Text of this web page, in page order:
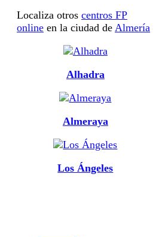
Localiza otros centros FP
online en la ciudad de Almería
Alhadra
Almeraya
Los Ángeles